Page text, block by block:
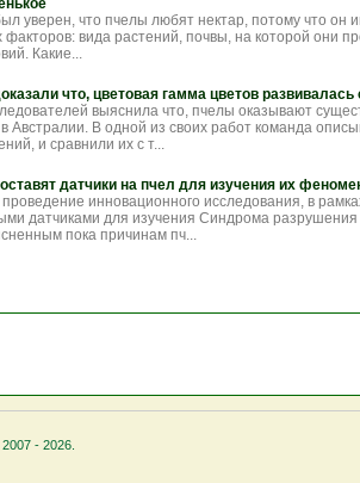
уверен, что пчелы любят нектар, потому что он
факторов: вида растений, почвы, на которой они
Какие...
что, цветовая гамма цветов развивалась
выяснила что, пчелы оказывают
Австралии. В одной из своих работ команда
и сравнили их с т...
датчики на пчел для изучения их
инновационного исследования, в
датчиками для изучения Синдрома разрушения
пока причинам пч...
- 2026.